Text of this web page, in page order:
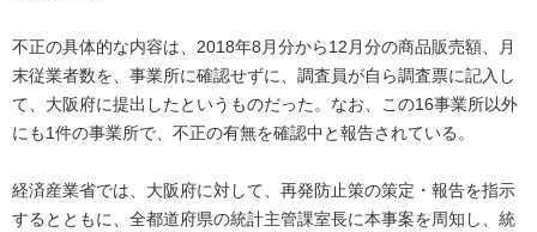
不正の具体的な内容は、2018年8月分から12月分の商品販売額、月
末従業者数を、事業所に確認せずに、調査員が自ら調査票に記入し
て、大阪府に提出したというものだった。なお、この16事業所以外
にも1件の事業所で、不正の有無を確認中と報告されている。
経済産業省では、大阪府に対して、再発防止策の策定・報告を指示
するとともに、全都道府県の統計主管課室長に本事案を周知し、統